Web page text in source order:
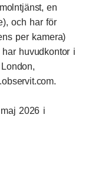
en
och har för
per kamera)
huvudkontor i
.
2026 i